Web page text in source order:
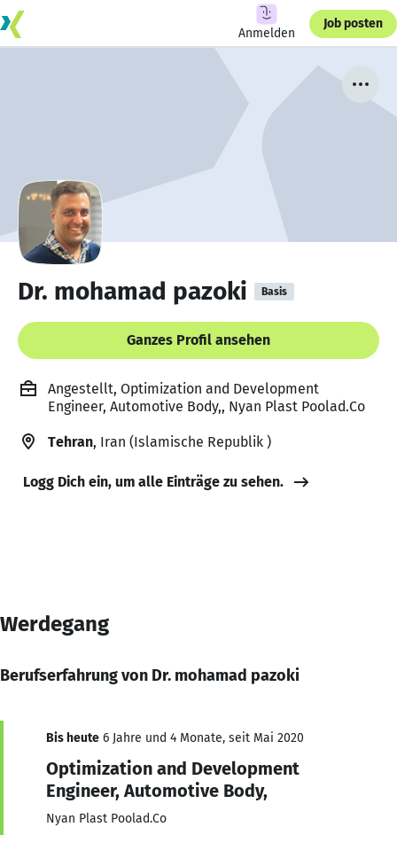
Anmelden
Job posten
Dr. mohamad pazoki Basis
Ganzes Profil ansehen
Angestellt, Optimization and Development
Engineer, Automotive Body,, Nyan Plast Poolad.Co
Tehran, Iran (Islamische Republik )
Logg Dich ein, um alle Einträge zu sehen.
Werdegang
Berufserfahrung von Dr. mohamad pazoki
Bis heute 6 Jahre und 4 Monate, seit Mai 2020
Optimization and Development
Engineer, Automotive Body,
Nyan Plast Poolad.Co